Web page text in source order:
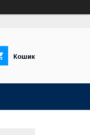
Кошик